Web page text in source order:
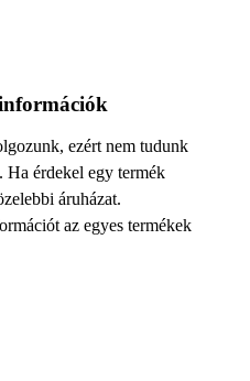
ezért nem tudunk
Ha érdekel egy termék
áruházat.
az egyes termékek